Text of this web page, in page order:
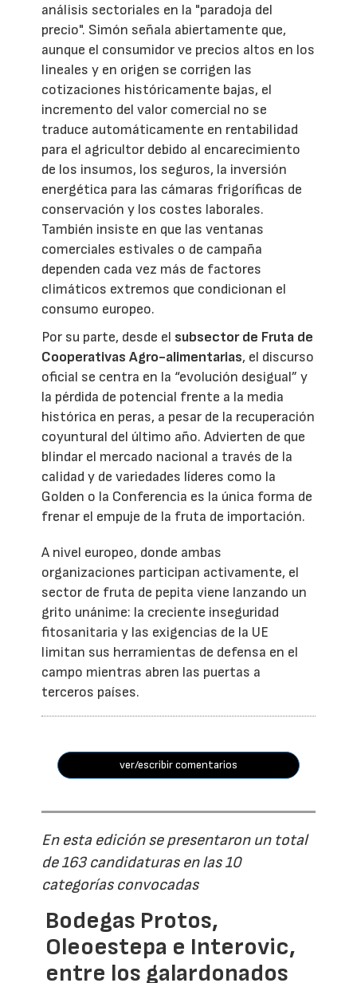
análisis sectoriales en la "paradoja del
precio". Simón señala abiertamente que,
aunque el consumidor ve precios altos en los
lineales y en origen se corrigen las
cotizaciones históricamente bajas, el
incremento del valor comercial no se
traduce automáticamente en rentabilidad
para el agricultor debido al encarecimiento
de los insumos, los seguros, la inversión
energética para las cámaras frigoríficas de
conservación y los costes laborales.
También insiste en que las ventanas
comerciales estivales o de campaña
dependen cada vez más de factores
climáticos extremos que condicionan el
consumo europeo.
Por su parte, desde el subsector de Fruta de
Cooperativas Agro-alimentarias, el discurso
oficial se centra en la “evolución desigual” y
la pérdida de potencial frente a la media
histórica en peras, a pesar de la recuperación
coyuntural del último año. Advierten de que
blindar el mercado nacional a través de la
calidad y de variedades líderes como la
Golden o la Conferencia es la única forma de
frenar el empuje de la fruta de importación.
A nivel europeo, donde ambas
organizaciones participan activamente, el
sector de fruta de pepita viene lanzando un
grito unánime: la creciente inseguridad
fitosanitaria y las exigencias de la UE
limitan sus herramientas de defensa en el
campo mientras abren las puertas a
terceros países.
ver/escribir comentarios
En esta edición se presentaron un total
de 163 candidaturas en las 10
categorías convocadas
Bodegas Protos,
Oleoestepa e Interovic,
entre los galardonados